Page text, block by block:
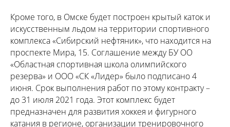
Кроме того, в Омске будет построен крытый каток и
искусственным льдом на территории спортивного
комплекса «Сибирский нефтяник», что находится на
проспекте Мира, 15. Соглашение между БУ ОО
«Областная спортивная школа олимпийского
резерва» и ООО «СК «Лидер» было подписано 4
июня. Срок выполнения работ по этому контракту –
до 31 июля 2021 года. Этот комплекс будет
предназначен для развития хоккея и фигурного
катания в регионе, организации тренировочного